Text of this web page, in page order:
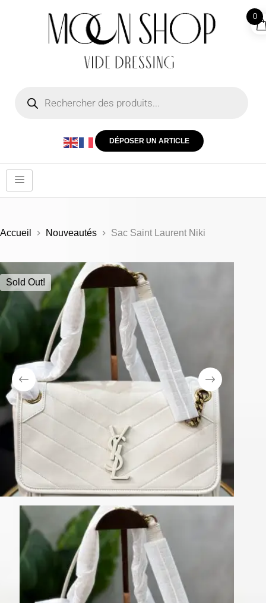
DÉPOSER UN ARTICLE
Accueil Nouveautés Sac Saint Laurent Niki
Sold Out!
0